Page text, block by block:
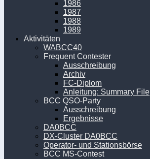
1986
1987
1988
1989
Aktivitäten
WABCC40
Frequent Contester
Ausschreibung
Archiv
FC-Diplom
Anleitung: Summary File
BCC QSO-Party
Ausschreibung
Ergebnisse
DA0BCC
DX-Cluster DA0BCC
Operator- und Stationsbörse
BCC MS-Contest